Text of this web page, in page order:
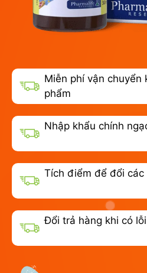
Miễn phí vận chuyển
phẩm
Nhập khẩu chính
Tích điểm để đổi các
Đổi trả hàng khi có